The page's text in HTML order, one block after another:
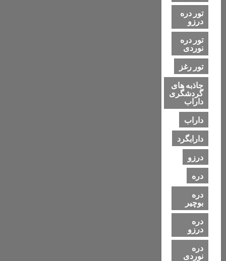
تور دره
درزو
تور دره
نوردی
تور رغز
جاذبه های
گردشگری
داراب
داراب
دارابگرد
درزو
دره
دره
بوچیر
دره
درزو
دره
نوردی